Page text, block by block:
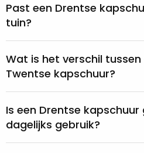
Past een Drentse
tuin?
Wat is het verschil tussen
Twentse kapschuur?
Is een Drentse
dagelijks gebruik?